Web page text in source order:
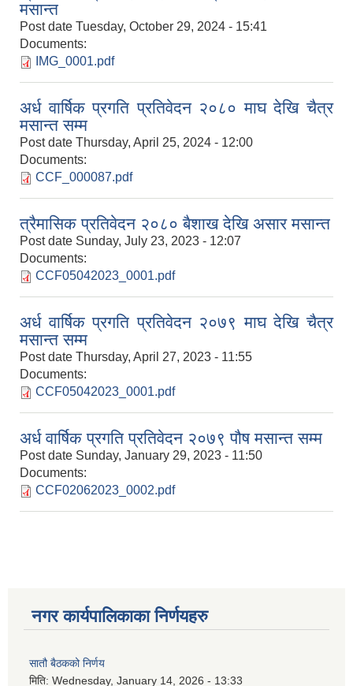
मसान्त
Post date Tuesday, October 29, 2024 - 15:41
Documents:
IMG_0001.pdf
अर्ध वार्षिक प्रगति प्रतिवेदन २०८० माघ देखि चैत्र
मसान्त सम्म
Post date Thursday, April 25, 2024 - 12:00
Documents:
CCF_000087.pdf
त्रैमासिक प्रतिवेदन २०८० बैशाख देखि असार मसान्त
Post date Sunday, July 23, 2023 - 12:07
Documents:
CCF05042023_0001.pdf
अर्ध वार्षिक प्रगति प्रतिवेदन २०७९ माघ देखि चैत्र
मसान्त सम्म
Post date Thursday, April 27, 2023 - 11:55
Documents:
CCF05042023_0001.pdf
अर्ध वार्षिक प्रगति प्रतिवेदन २०७९ पौष मसान्त सम्म
Post date Sunday, January 29, 2023 - 11:50
Documents:
CCF02062023_0002.pdf
नगर कार्यपालिकाका निर्णयहरु
सातौ बैठकको निर्णय
मिति: Wednesday, January 14, 2026 - 13:33